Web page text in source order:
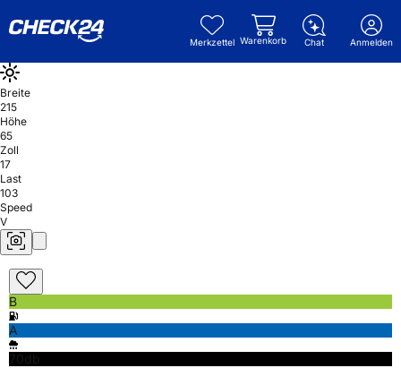
Merkzettel Warenkorb Chat Anmelden
Breite
215
Höhe
65
Zoll
17
Last
103
Speed
V
B
A
70db